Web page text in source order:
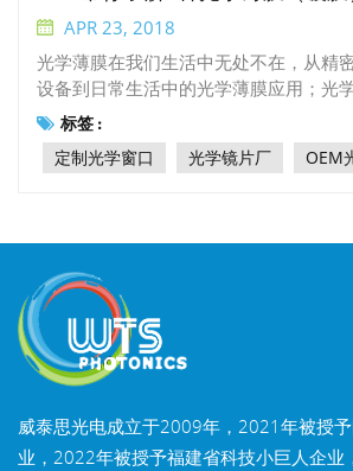
APR 23, 2018
光学薄膜在我们生活中无处不在，从精
设备到日常生活中的光学薄膜应用；光
类、特性、应用领域可分为：反射膜、
光片、偏光片/偏振片、补偿膜/相位板
片、增亮膜/棱镜片/聚光膜、遮光膜/黑
透膜 减反射膜又称增透膜，它的主要作
镜、棱镜、平面镜等学表面的反射光，
的光透射率，减少或消除系统的杂散光
片是用塑料或玻璃制成，然后添加特殊
片只允许红光通过，等等。玻璃片的折
同，所有色光都可以穿过，因此是透明
光的通过性就会发生变化。例如，当白
时，会发出一束蓝光，绿光和红光很少
标签 :
定制光学窗口 光学镜片厂 OEM
威泰思光电成立于2009年，2021年被授
业，2022年被授予福建省科技小巨人企业